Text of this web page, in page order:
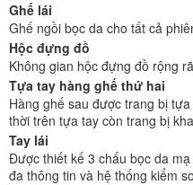
Ghế lái
Ghế ngồi bọc da cho tất cả
Hộc đựng đồ
Không gian hộc đựng đồ rộng
Tựa tay hàng ghế thứ hai
Hàng ghế sau được trang bị
thời trên tựa tay còn trang bị
Tay lái
Được thiết kế 3 chấu bọc da
đa thông tin và hệ thống kiểm